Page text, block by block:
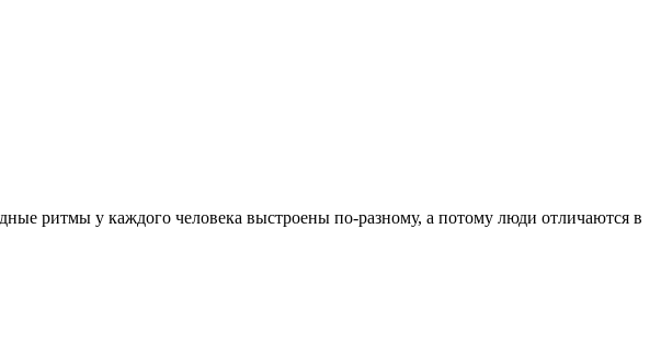
ритмы у каждого человека выстроены по-разному, а потому люди отличаются в